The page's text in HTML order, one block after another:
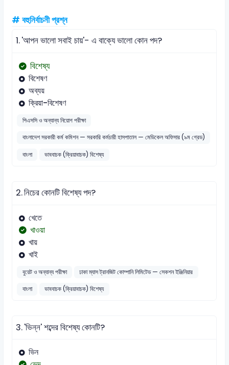
# বহুনির্বাচনী প্রশ্ন
1.'আপন ভালো সবাই চায়'- এ বাক্যে ভালো কোন পদ?
বিশেষ্য
বিশেষণ
অব্যয়
ক্রিয়া-বিশেষণ
পিএসসি ও অন্যান্য নিয়োগ পরীক্ষা
বাংলাদেশ সরকারী কর্ম কমিশন — সরকারি কর্মচারী হাসপাতাল — মেডিকেল অফিসার (৯ম গ্রেড)
বাংলা
ভাববাচক (ক্রিয়াবাচক) বিশেষ্য
2.নিচের কোনটি বিশেষ্য পদ?
খেতে
খাওয়া
খায়
খাই
বুয়েট ও অন্যান্য পরীক্ষা
ঢাকা ম্যাস ট্রানজিট কোম্পানি লিমিটেড — সেকশন ইঞ্জিনিয়ার
বাংলা
ভাববাচক (ক্রিয়াবাচক) বিশেষ্য
3.'ভিন্ন' শব্দের বিশেষ্য কোনটি?
ভিন